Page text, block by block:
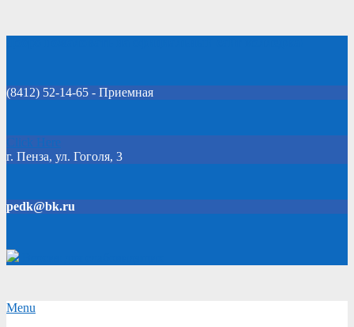
(8412) 52-14-65 - Приемная
Click Here
г. Пенза, ул. Гоголя, 3
pedk@bk.ru
Secondary
Menu